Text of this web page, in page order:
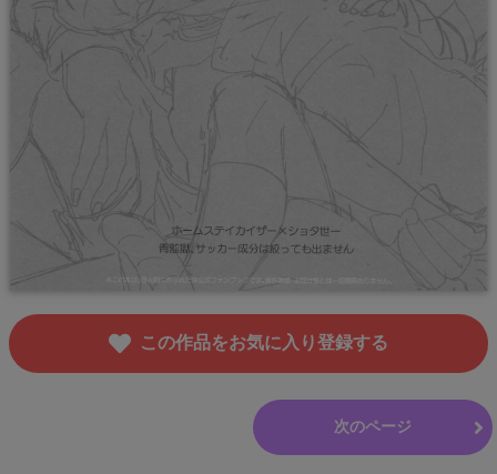
この作品をお気に入り登録する
次のページ